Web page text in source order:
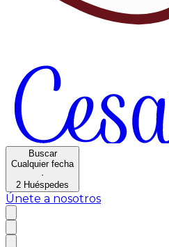
Buscar
Cualquier fecha
·
2 Huéspedes
Únete a nosotros